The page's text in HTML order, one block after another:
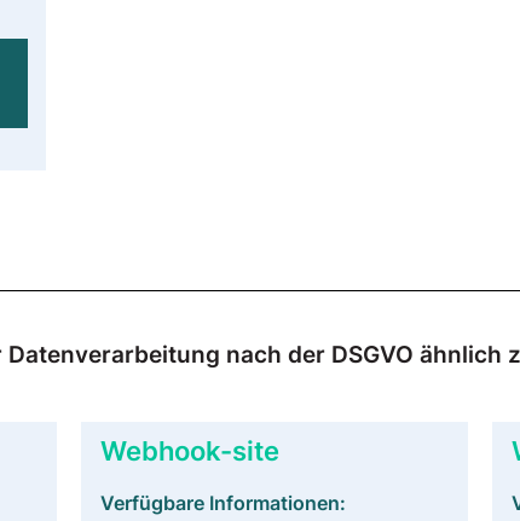
nach der DSGVO ähnlich
Webhook-site
Verfügbare Informationen: